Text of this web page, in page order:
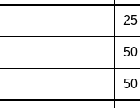
50
50